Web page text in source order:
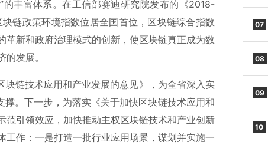
丰富体系。在工信部赛迪研究院发布的《2018-
链政策环境指数位居全国首位，区块链综合指数
新和政府治理模式的创新，使区块链真正成为数
发展。
链技术应用和产业发展的意见》，为全省深入实
撑。下一步，为落实《关于加快区块链技术应用和
范引领效应，加快推动主权区块链技术和产业创新
作：一是打造一批行业应用场景，谋划并实施一
07
08
09
10